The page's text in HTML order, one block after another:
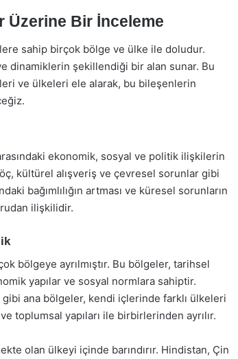
Üzerine Bir İnceleme
sahip birçok bölge ve ülke ile doludur.
dinamiklerin şekillendiği bir alan sunar. Bu
ve ülkeleri ele alarak, bu bileşenlerin
ekonomik, sosyal ve politik ilişkilerin
kültürel alışveriş ve çevresel sorunlar gibi
bağımlılığın artması ve küresel sorunların
ilişkilidir.
bölgeye ayrılmıştır. Bu bölgeler, tarihsel
yapılar ve sosyal normlara sahiptir.
ana bölgeler, kendi içlerinde farklı ülkeleri
toplumsal yapıları ile birbirlerinden ayrılır.
olan ülkeyi içinde barındırır. Hindistan, Çin